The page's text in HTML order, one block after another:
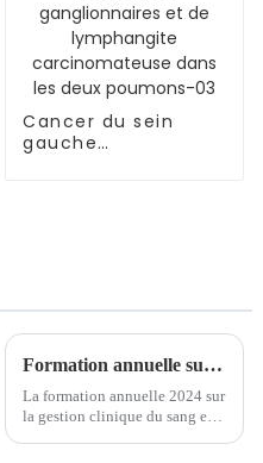
Cancer du sein
gauche
carcinomateuse
dans les deux
poumons-03
Formation annuelle sur la gestion clinique du sang et les technologies de transfusion à l'hôpital Yanda Ludaopei
La formation annuelle 2024 sur
la gestion clinique du sang et